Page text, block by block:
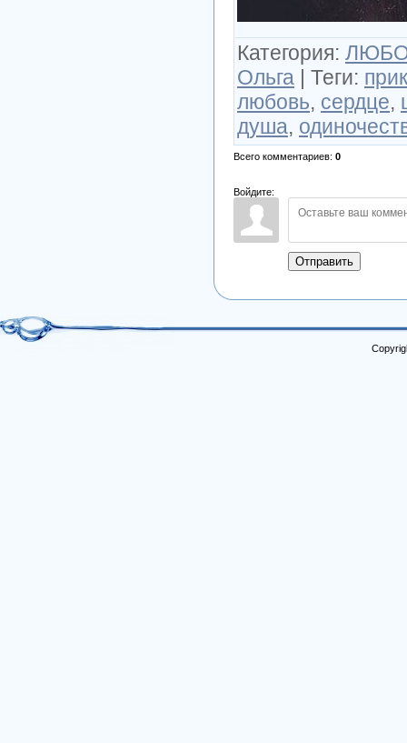
Категория:
Ольга | Теги:
любовь, сердце,
душа,
Всего комментариев: 0
Войдите:
Отправить